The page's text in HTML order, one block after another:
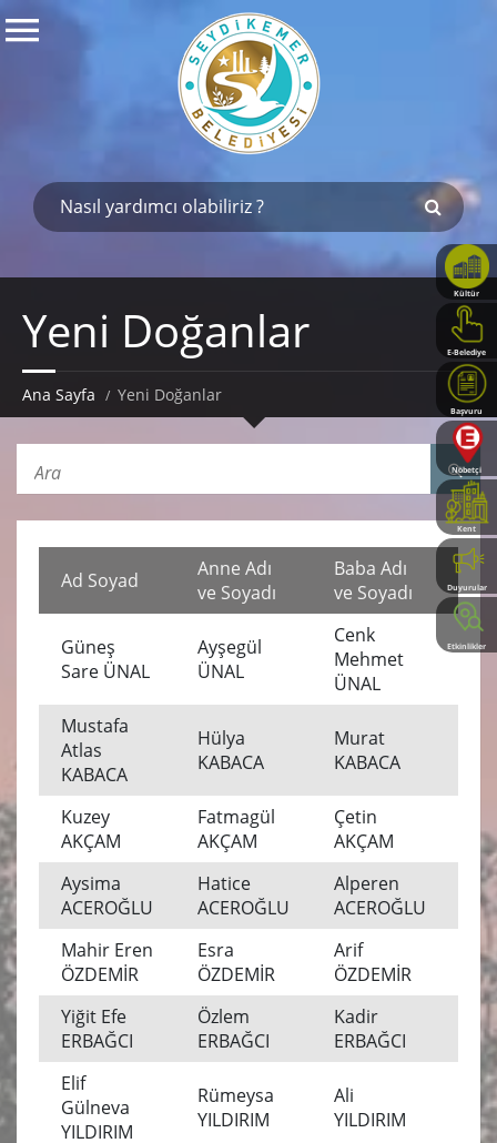
Kültür
Haritası
E-Belediye
Başvuru
Rehberi
Nöbetçi
Eczaneler
Kent
Rehberi
Duyurular
Etkinlikler
Yeni Doğanlar
Ana Sayfa Yeni Doğanlar
Ad Soyad
Anne Adı
ve Soyadı
Baba Adı
ve Soyadı
İl
Güneş
Sare ÜNAL
Ayşegül
ÜNAL
Cenk
Mehmet
ÜNAL
Mustafa
Atlas
KABACA
Hülya
KABACA
Murat
KABACA
Kuzey
AKÇAM
Fatmagül
AKÇAM
Çetin
AKÇAM
Aysima
ACEROĞLU
Hatice
ACEROĞLU
Alperen
ACEROĞLU
Mahir Eren
ÖZDEMİR
Esra
ÖZDEMİR
Arif
ÖZDEMİR
Yiğit Efe
ERBAĞCI
Özlem
ERBAĞCI
Kadir
ERBAĞCI
Elif
Gülneva
YILDIRIM
Rümeysa
YILDIRIM
Ali
YILDIRIM